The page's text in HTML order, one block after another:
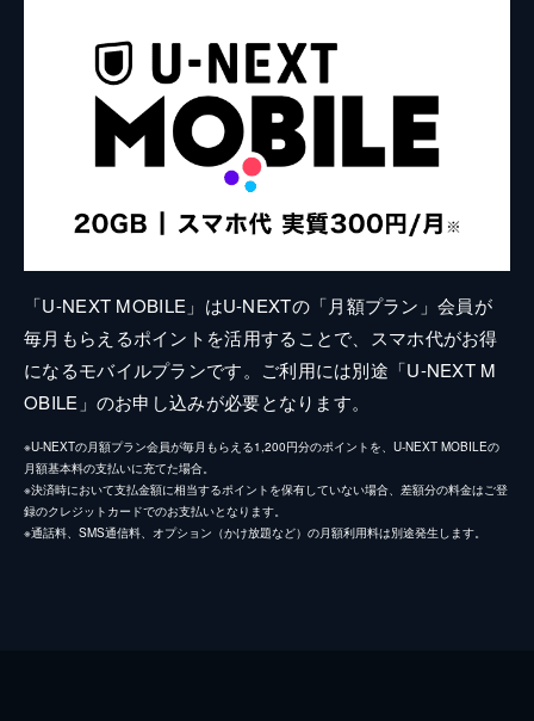
「U-NEXT MOBILE」はU-NEXTの「月額プラン」会員が
毎月もらえるポイントを活用することで、スマホ代がお得
になるモバイルプランです。ご利用には別途「U-NEXT M
OBILE」のお申し込みが必要となります。
※U-NEXTの月額プラン会員が毎月もらえる1,200円分のポイントを、U-NEXT MOBILEの
月額基本料の支払いに充てた場合。
※決済時において支払金額に相当するポイントを保有していない場合、差額分の料金はご登
録のクレジットカードでのお支払いとなります。
※通話料、SMS通信料、オプション（かけ放題など）の月額利用料は別途発生します。